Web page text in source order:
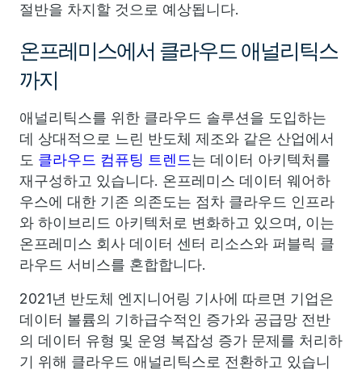
절반을 차지할 것으로 예상됩니다.
온프레미스에서 클라우드 애널리틱스
까지
애널리틱스를 위한 클라우드 솔루션을 도입하는
데 상대적으로 느린 반도체 제조와 같은 산업에서
도 클라우드 컴퓨팅 트렌드는 데이터 아키텍처를
재구성하고 있습니다. 온프레미스 데이터 웨어하
우스에 대한 기존 의존도는 점차 클라우드 인프라
와 하이브리드 아키텍처로 변화하고 있으며, 이는
온프레미스 회사 데이터 센터 리소스와 퍼블릭 클
라우드 서비스를 혼합합니다.
2021년 반도체 엔지니어링 기사에 따르면 기업은
데이터 볼륨의 기하급수적인 증가와 공급망 전반
의 데이터 유형 및 운영 복잡성 증가 문제를 처리하
기 위해 클라우드 애널리틱스로 전환하고 있습니